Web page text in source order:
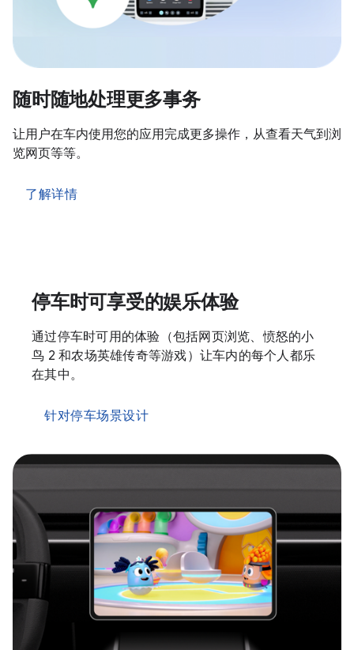
随时随地处理更多事务
让用户在车内使用您的应用完成更多操作，从查看天气到浏
览网页等等。
了解详情
停车时可享受的娱乐体验
通过停车时可用的体验（包括网页浏览、愤怒的小
鸟 2 和农场英雄传奇等游戏）让车内的每个人都乐
在其中。
针对停车场景设计